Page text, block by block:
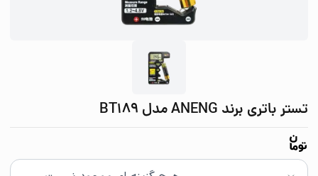
تستر باتری برند ANENG مدل BT189